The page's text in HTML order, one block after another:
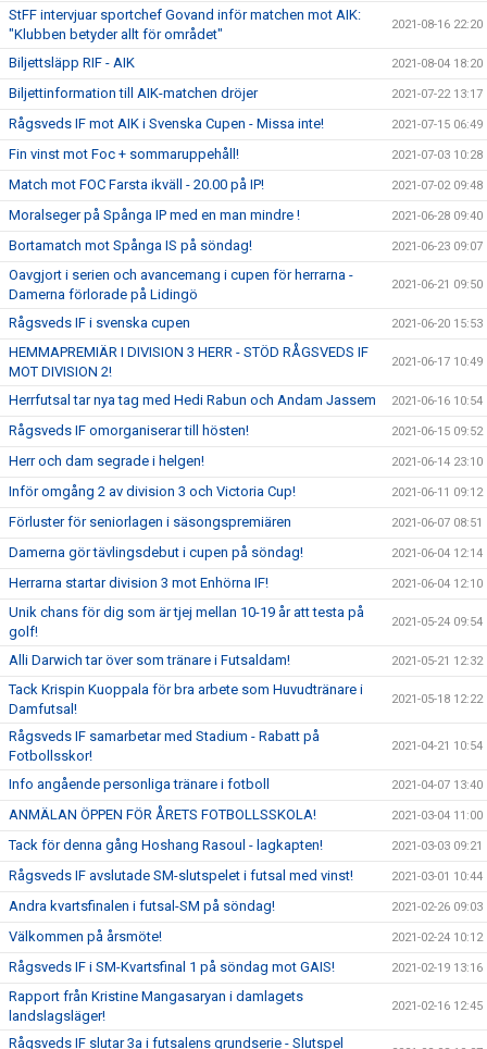
StFF intervjuar sportchef Govand inför matchen mot AIK:
"Klubben betyder allt för området"
2021-08-16 22:20
Biljettsläpp RIF - AIK 2021-08-04 18:20
Biljettinformation till AIK-matchen dröjer 2021-07-22 13:17
Rågsveds IF mot AIK i Svenska Cupen - Missa inte! 2021-07-15 06:49
Fin vinst mot Foc + sommaruppehåll! 2021-07-03 10:28
Match mot FOC Farsta ikväll - 20.00 på IP! 2021-07-02 09:48
Moralseger på Spånga IP med en man mindre ! 2021-06-28 09:40
Bortamatch mot Spånga IS på söndag! 2021-06-23 09:07
Oavgjort i serien och avancemang i cupen för herrarna -
Damerna förlorade på Lidingö
2021-06-21 09:50
Rågsveds IF i svenska cupen 2021-06-20 15:53
HEMMAPREMIÄR I DIVISION 3 HERR - STÖD RÅGSVEDS IF
MOT DIVISION 2!
2021-06-17 10:49
Herrfutsal tar nya tag med Hedi Rabun och Andam Jassem 2021-06-16 10:54
Rågsveds IF omorganiserar till hösten! 2021-06-15 09:52
Herr och dam segrade i helgen! 2021-06-14 23:10
Inför omgång 2 av division 3 och Victoria Cup! 2021-06-11 09:12
Förluster för seniorlagen i säsongspremiären 2021-06-07 08:51
Damerna gör tävlingsdebut i cupen på söndag! 2021-06-04 12:14
Herrarna startar division 3 mot Enhörna IF! 2021-06-04 12:10
Unik chans för dig som är tjej mellan 10-19 år att testa på
golf!
2021-05-24 09:54
Alli Darwich tar över som tränare i Futsaldam! 2021-05-21 12:32
Tack Krispin Kuoppala för bra arbete som Huvudtränare i
Damfutsal!
2021-05-18 12:22
Rågsveds IF samarbetar med Stadium - Rabatt på
Fotbollsskor!
2021-04-21 10:54
Info angående personliga tränare i fotboll 2021-04-07 13:40
ANMÄLAN ÖPPEN FÖR ÅRETS FOTBOLLSSKOLA! 2021-03-04 11:00
Tack för denna gång Hoshang Rasoul - lagkapten! 2021-03-03 09:21
Rågsveds IF avslutade SM-slutspelet i futsal med vinst! 2021-03-01 10:44
Andra kvartsfinalen i futsal-SM på söndag! 2021-02-26 09:03
Välkommen på årsmöte! 2021-02-24 10:12
Rågsveds IF i SM-Kvartsfinal 1 på söndag mot GAIS! 2021-02-19 13:16
Rapport från Kristine Mangasaryan i damlagets
landslagsläger!
2021-02-16 12:45
Rågsveds IF slutar 3a i futsalens grundserie - Slutspel